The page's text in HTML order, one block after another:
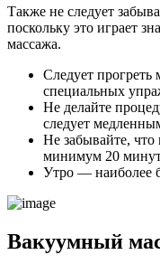
Также не следует
поскольку это играет
массажа.
Следует
специальных
Не делайте
следует
Не забывайте,
минимум 20
Утро — наиболее
Вакуумный